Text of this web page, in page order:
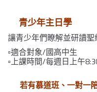
青少年主日學
讓青少年們瞭解並研讀
▫️適合對象/國高中生
▫️上課時間/每週日上午
若有慕道班、一對一